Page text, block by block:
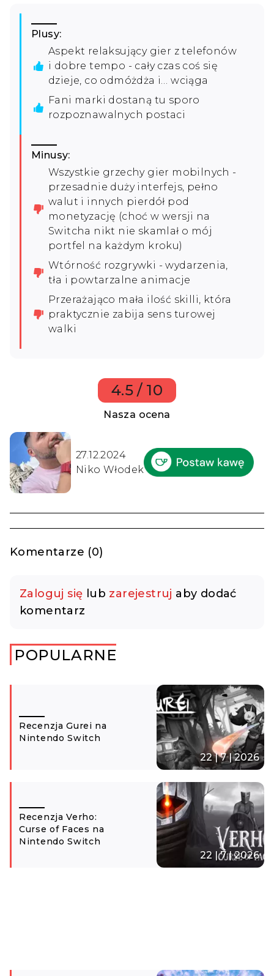
Plusy:
Aspekt relaksujący gier z telefonów
i dobre tempo - cały czas coś się
dzieje, co odmóżdża i… wciąga
Fani marki dostaną tu sporo
rozpoznawalnych postaci
Minusy:
Wszystkie grzechy gier mobilnych -
przesadnie duży interfejs, pełno
walut i innych pierdół pod
monetyzację (choć w wersji na
Switcha nikt nie skamlał o mój
portfel na każdym kroku)
Wtórność rozgrywki - wydarzenia,
tła i powtarzalne animacje
Przerażająco mała ilość skilli, która
praktycznie zabija sens turowej
walki
4.5 / 10
Nasza ocena
27.12.2024
Niko Włodek
Komentarze (0)
Zaloguj się lub zarejestruj aby dodać
komentarz
POPULARNE
Recenzja Gurei na
Nintendo Switch
22 | 7 | 2026
Recenzja Verho:
Curse of Faces na
Nintendo Switch
22 | 7 | 2026